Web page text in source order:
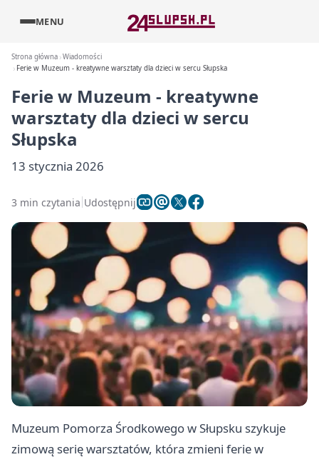
MENU
Strona główna Wiadomości
Ferie w Muzeum - kreatywne warsztaty dla dzieci w sercu Słupska
Ferie w Muzeum - kreatywne
warsztaty dla dzieci w sercu
Słupska
13 stycznia 2026
3 min czytania Udostępnij
Muzeum Pomorza Środkowego w Słupsku szykuje
zimową serię warsztatów, która zmieni ferie w